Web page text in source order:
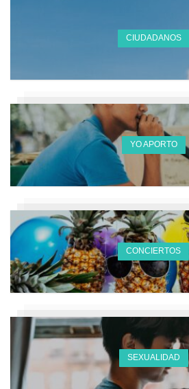
CIUDADANOS
YO APORTO
CONCIERTOS
SEXUALIDAD